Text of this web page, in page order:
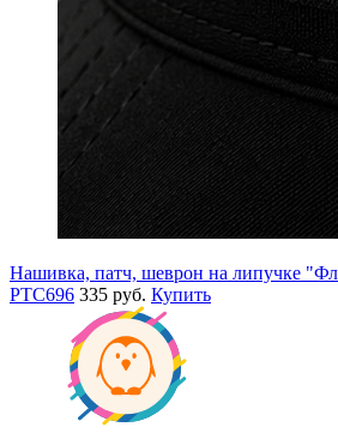
Нашивка, патч, шеврон на липучке
PTC696 335 руб. Купить